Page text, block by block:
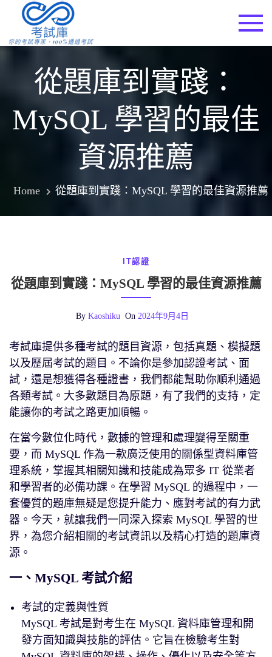
content
從題庫到實踐：
MySQL 學習的最佳
資源推薦
Home 從題庫到實踐：MySQL 學習的最佳資源推薦
IT認證
從題庫到實踐：MySQL 學習的最佳資源推薦
By Kaoshiku On 2024年9月4日
考試庫提供多種考試的題目資源，包括真題、模擬題
以及歷屆考試的題目。不論你是參加認證考試、面
試，還是想獲得各種證書，我們都能幫助你順利通過
各類考試。大多數題目為原題，有了我們的支持，定
能讓你的考試之路更加順暢。
在當今數位化時代，數據的管理和處理變得至關重
要，而 MySQL 作為一款廣泛使用的關係型資料庫管
理系統，掌握其相關知識和技能成為眾多 IT 從業者
和學習者的必備功課。在學習 MySQL 的過程中，一
套優質的題庫無疑是您提升能力、應對考試的有力武
器。今天，就讓我們一同深入探索 MySQL 學習的世
界，為您介紹相關的考試資訊以及精心打造的題庫資
源。
一、MySQL 考試介紹
考試的定義與性質
MySQL 考試是對考生在 MySQL 資料庫管理和開
發方面知識與技能的評估。它旨在檢驗考生對